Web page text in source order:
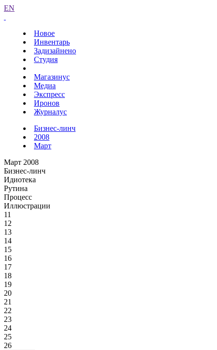
EN
Новое
Инвентарь
Задизайнено
Студия
Магазинус
Медиа
Экспресс
Иронов
Журналус
Бизнес-линч
2008
Март
Март 2008
Бизнес-линч
Идиотека
Рутина
Процесс
Иллюстрации
11
12
13
14
15
16
17
18
19
20
21
22
23
24
25
26